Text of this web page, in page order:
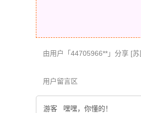
由用户「44705966**」分享 [
用户留言区
游客
嘿嘿，你懂的！